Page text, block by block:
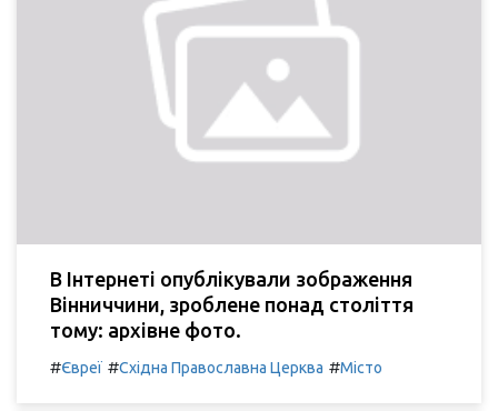
В Інтернеті опублікували зображення
Вінниччини, зроблене понад століття
тому: архівне фото.
#Євреї #Східна Православна Церква #Місто